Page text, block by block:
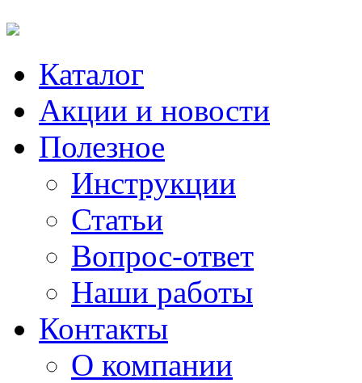
Каталог
Акции и новости
Полезное
Инструкции
Статьи
Вопрос-ответ
Наши работы
Контакты
О компании